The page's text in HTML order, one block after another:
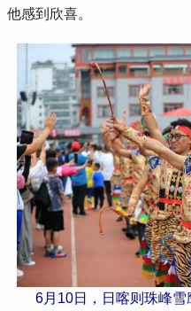
他感到欣喜。
6月10日，日喀则珠峰雪